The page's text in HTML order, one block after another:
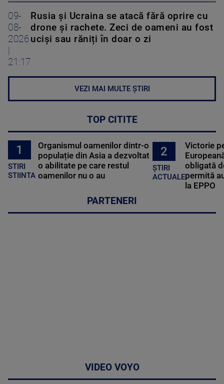
09-
08-
2026
21:17
Rusia și Ucraina se atacă fără oprire cu
drone și rachete. Zeci de oameni au fost
uciși sau răniți în doar o zi
VEZI MAI MULTE ȘTIRI
TOP CITITE
1
STIRI
STIINTA
Organismul oamenilor dintr-o
populație din Asia a dezvoltat
o abilitate pe care restul
oamenilor nu o au
2
ȘTIRI
ACTUALE
Victorie
obligată
permită
la EPPO
PARTENERI
VIDEO VOYO